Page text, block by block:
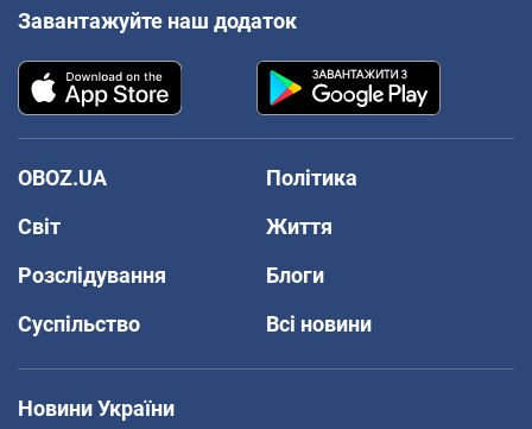
Завантажуйте наш додаток
OBOZ.UA
Політика
Світ
Життя
Розслідування
Блоги
Суспільство
Всі новини
Новини України